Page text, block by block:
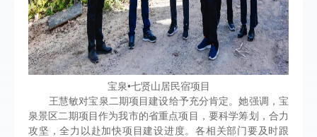
宝泉•七贤山居民宿项目
王慧敏对宝泉二期项目建设给予充分肯定。她强调，宝
泉景区二期项目作为我市的省重点项目，要科学筹划，合力
攻坚，全力以赴加快项目建设进度。各相关部门要及时跟